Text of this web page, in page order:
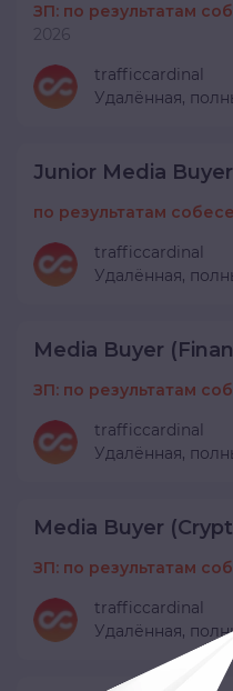
ЗП: по результатам
2026
trafficcardinal
Удалённая,
Junior Media
по результатам
trafficcardinal
Удалённая,
Media Buyer
ЗП: по результатам
trafficcardinal
Удалённая,
Media Buyer
ЗП: по результатам
trafficcardinal
Удалённая,